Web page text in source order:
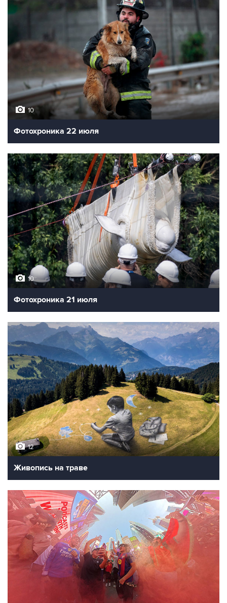
10
Фотохроника 22 июля
10
Фотохроника 21 июля
12
Живопись на траве